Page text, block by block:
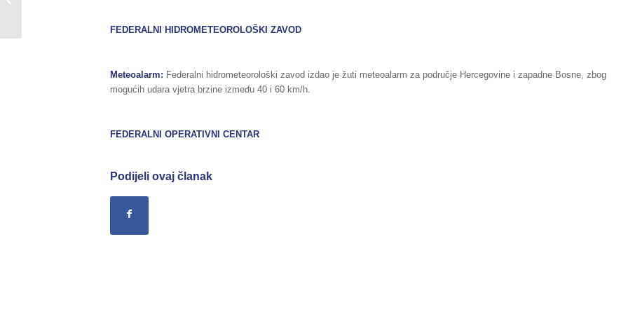
FEDERALNI HIDROMETEOROLOŠKI ZAVOD
Meteoalarm: Federalni hidrometeorološki zavod izdao je žuti meteoalarm za područje Hercegovine i zapadne Bosne, zbog
mogućih udara vjetra brzine između 40 i 60 km/h.
FEDERALNI OPERATIVNI CENTAR
Podijeli ovaj članak